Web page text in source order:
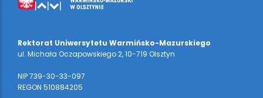
Rektorat Uniwersytetu Warmińsko-Mazurskiego
ul. Michała Oczapowskiego 2, 10-719 Olsztyn
NIP 739-30-33-097
REGON 510884205